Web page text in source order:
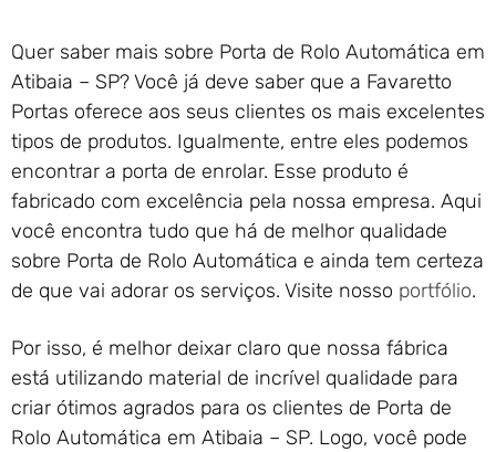
Enrolar em Paraty – RJ
Portão de Garagem de
Enrolar em Nova Iguaçu – RJ
Portão de Garagem de
Enrolar em Nova Friburgo –
RJ
Quer saber mais sobre Porta de Rolo Automática em
Atibaia – SP? Você já deve saber que a Favaretto
Portas oferece aos seus clientes os mais excelentes
tipos de produtos. Igualmente, entre eles podemos
encontrar a porta de enrolar. Esse produto é
fabricado com excelência pela nossa empresa. Aqui
você encontra tudo que há de melhor qualidade
sobre Porta de Rolo Automática e ainda tem certeza
de que vai adorar os serviços. Visite nosso portfólio.
Por isso, é melhor deixar claro que nossa fábrica
está utilizando material de incrível qualidade para
criar ótimos agrados para os clientes de Porta de
Rolo Automática em Atibaia – SP. Logo, você pode